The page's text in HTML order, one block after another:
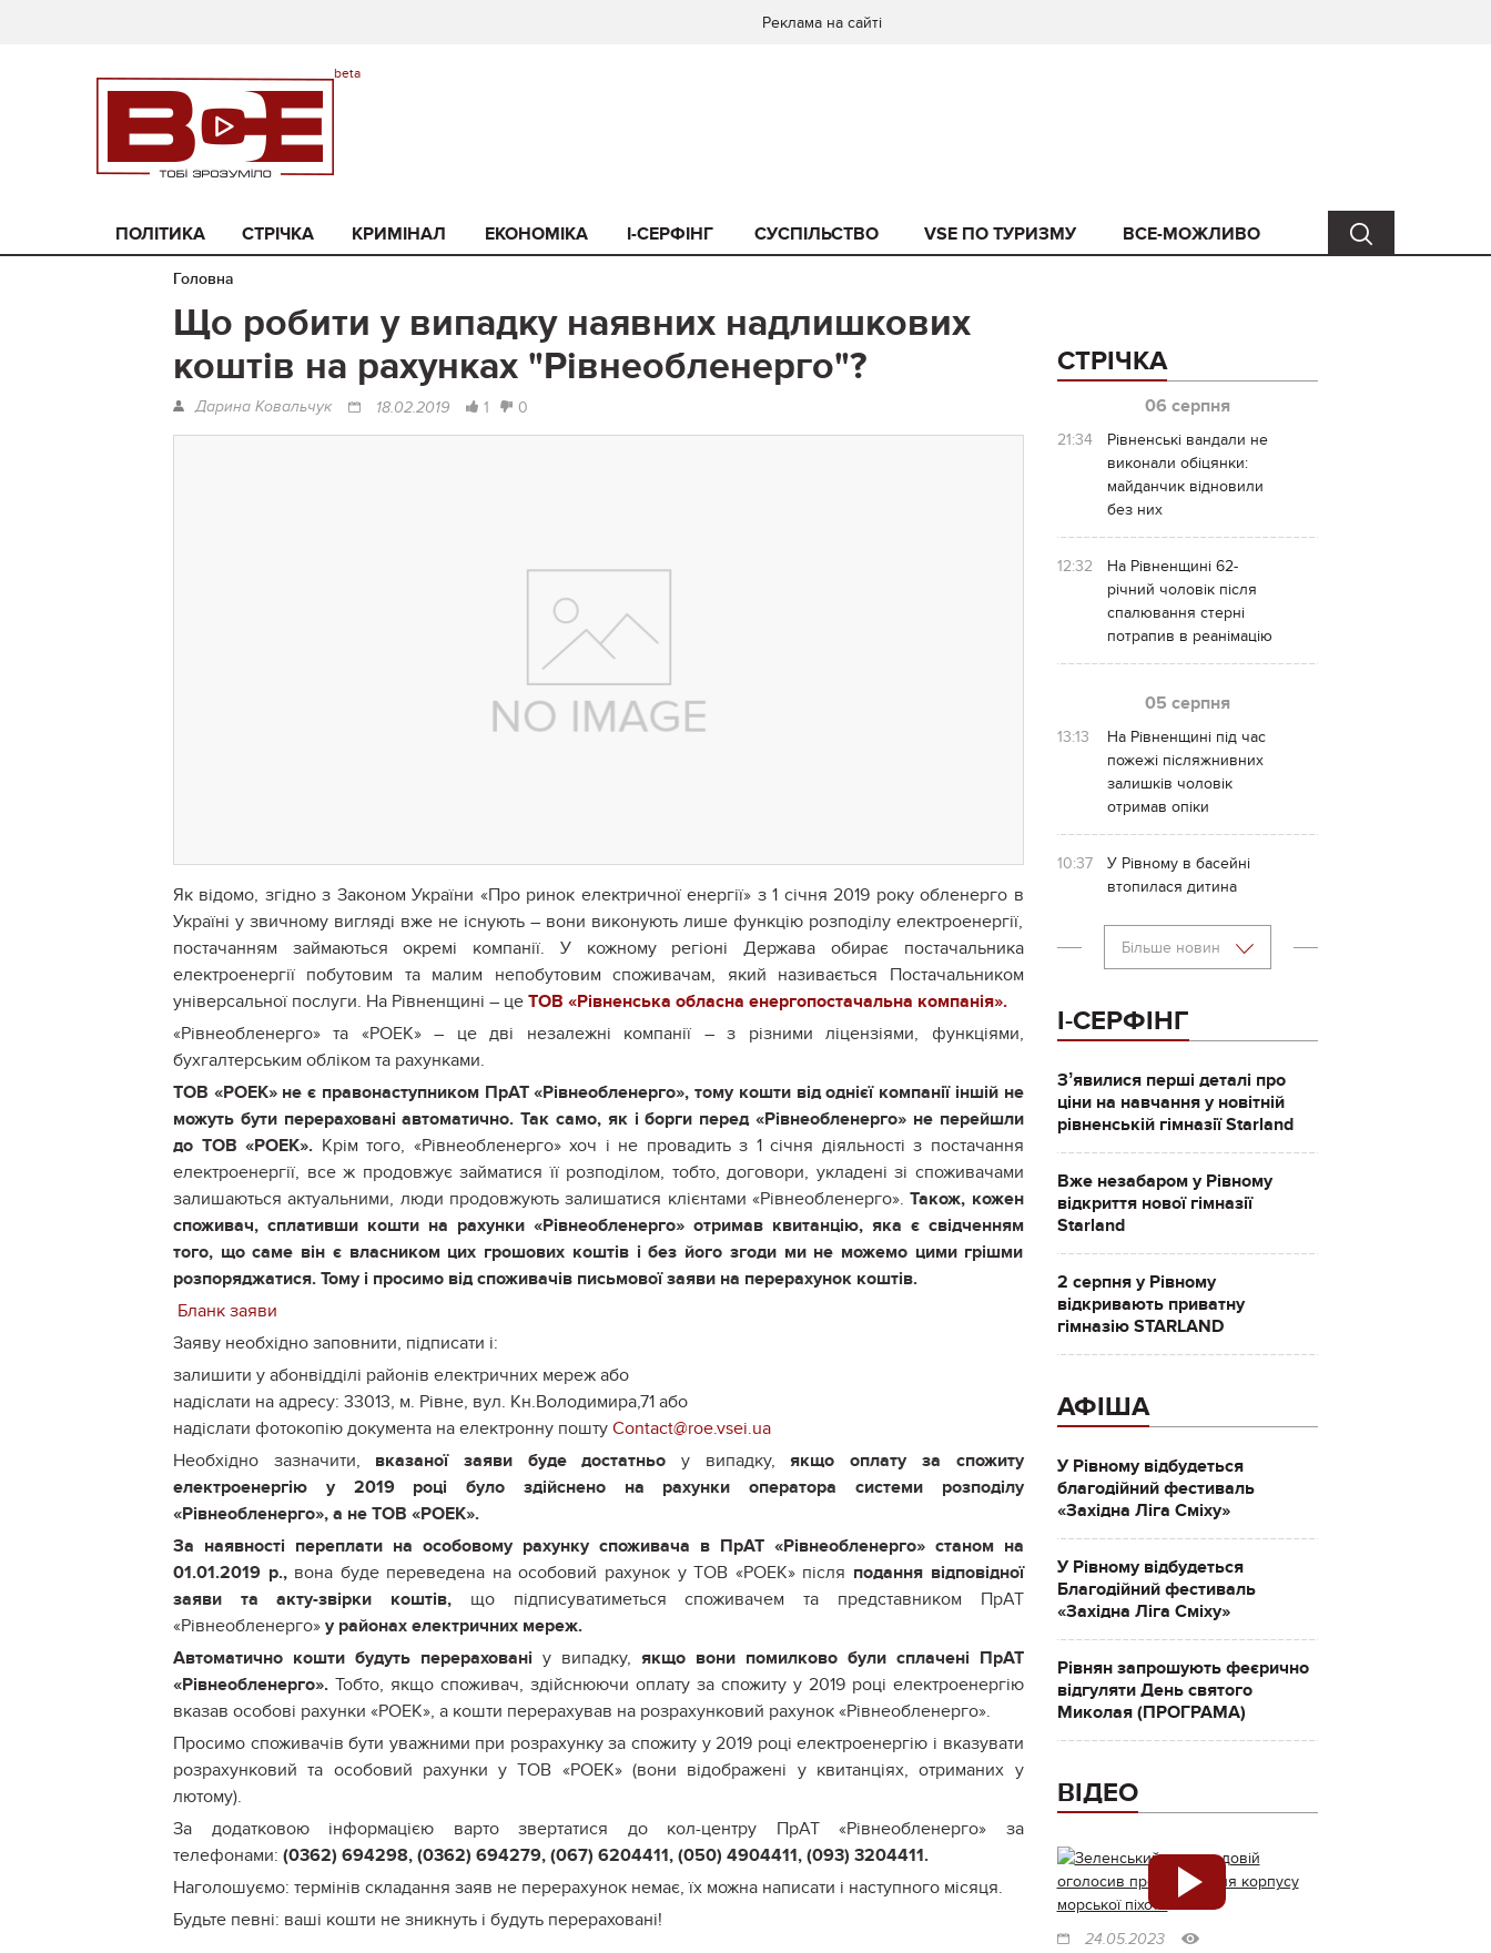
Реклама на сайті
ПОЛІТИКА СТРІЧКА КРИМІНАЛ ЕКОНОМІКА I-СЕРФІНГ СУСПІЛЬСТВО VSE ПО ТУРИЗМУ ВСЕ-МОЖЛИВО
Головна
Що робити у випадку наявних надлишкових
коштів на рахунках "Рівнеобленерго"?
Дарина Ковальчук 18.02.2019 1 0
Як відомо, згідно з Законом України «Про ринок електричної енергії» з 1 січня 2019 року обленерго в
Україні у звичному вигляді вже не існують – вони виконують лише функцію розподілу електроенергії,
постачанням займаються окремі компанії. У кожному регіоні Держава обирає постачальника
електроенергії побутовим та малим непобутовим споживачам, який називається Постачальником
універсальної послуги. На Рівненщині – це ТОВ «Рівненська обласна енергопостачальна компанія».
«Рівнеобленерго» та «РОЕК» – це дві незалежні компанії – з різними ліцензіями, функціями,
бухгалтерським обліком та рахунками.
ТОВ «РОЕК» не є правонаступником ПрАТ «Рівнеобленерго», тому кошти від однієї компанії іншій не
можуть бути перераховані автоматично. Так само, як і борги перед «Рівнеобленерго» не перейшли
до ТОВ «РОЕК». Крім того, «Рівнеобленерго» хоч і не провадить з 1 січня діяльності з постачання
електроенергії, все ж продовжує займатися її розподілом, тобто, договори, укладені зі споживачами
залишаються актуальними, люди продовжують залишатися клієнтами «Рівнеобленерго».Також, кожен
споживач, сплативши кошти на рахунки «Рівнеобленерго» отримав квитанцію, яка є свідченням
того, що саме він є власником цих грошових коштів і без його згоди ми не можемо цими грішми
розпоряджатися. Тому і просимо від споживачів письмової заяви на перерахунок коштів.
Бланк заяви
Заяву необхідно заповнити, підписати і:
залишити у абонвідділі районів електричних мереж або
надіслати на адресу: 33013, м. Рівне, вул. Кн.Володимира,71 або
надіслати фотокопію документа на електронну пошту Contact@roe.vsei.ua
Необхідно зазначити, вказаної заяви буде достатньо у випадку,якщо оплату за спожиту
електроенергію у 2019 році було здійснено на рахунки оператора системи розподілу
«Рівнеобленерго», а не ТОВ «РОЕК».
За наявності переплати на особовому рахунку споживача в ПрАТ «Рівнеобленерго» станом на
01.01.2019 р.,вона буде переведена на особовий рахунок у ТОВ «РОЕК» після подання відповідної
заяви та акту-звірки коштів, що підписуватиметься споживачем та представником ПрАТ
«Рівнеобленерго» у районах електричних мереж.
Автоматично кошти будуть перераховані у випадку, якщо вони помилково були сплачені ПрАТ
«Рівнеобленерго». Тобто, якщо споживач, здійснюючи оплату за спожиту у 2019 році електроенергію
вказав особові рахунки «РОЕК», а кошти перерахував на розрахунковий рахунок «Рівнеобленерго».
Просимо споживачів бути уважними при розрахунку за спожиту у 2019 році електроенергію і вказувати
розрахунковий та особовий рахунки у ТОВ «РОЕК» (вони відображені у квитанціях, отриманих у
лютому).
За додатковою інформацією варто звертатися до кол-центру ПрАТ «Рівнеобленерго» за
телефонами: (0362) 694298, (0362) 694279, (067) 6204411, (050) 4904411, (093) 3204411.
Наголошуємо: термінів складання заяв не перерахунок немає, їх можна написати і наступного місяця.
Будьте певні: ваші кошти не зникнуть і будуть перераховані!
СТРІЧКА
06 серпня
21:34
Рівненські вандали не
виконали обіцянки:
майданчик відновили
без них
12:32
На Рівненщині 62-
річний чоловік після
спалювання стерні
потрапив в реанімацію
05 серпня
13:13
На Рівненщині під час
пожежі післяжнивних
залишків чоловік
отримав опіки
10:37
У Рівному в басейні
втопилася дитина
Більше новин
І-СЕРФІНГ
Зʼявилися перші деталі про
ціни на навчання у новітній
рівненській гімназії Starland
Вже незабаром у Рівному
відкриття нової гімназії
Starland
2 серпня у Рівному
відкривають приватну
гімназію STARLAND
АФІША
У Рівному відбудеться
благодійний фестиваль
«Західна Ліга Сміху»
У Рівному відбудеться
Благодійний фестиваль
«Західна Ліга Сміху»
Рівнян запрошують феєрично
відгуляти День святого
Миколая (ПРОГРАМА)
ВІДЕО
24.05.2023